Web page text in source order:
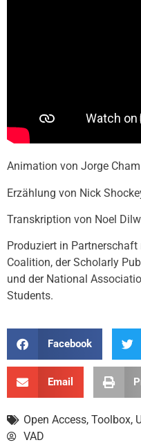
Animation von Jorge Cham
Erzählung von Nick
Transkription von Noel
Produziert in
Coalition, der Scholarly
und der National
Students.
Facebook
Email
Open Access, Toolbox,
VAD